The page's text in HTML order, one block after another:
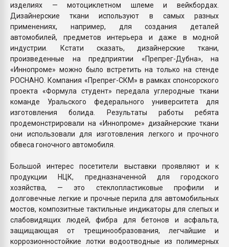
изделиях — мотоциклетном шлеме и вейкбордах.
Дизайнерские ткани используют в самых разных
применениях, например, для создания деталей
автомобилей, предметов интерьера и даже в модной
индустрии. Кстати сказать, дизайнерские ткани,
произведенные на предприятии «Препрег-Дубна», на
«Иннопроме» можно было встретить на только на стенде
РОСНАНО. Компания «Препрег-СКМ» в рамках спонсорского
проекта «Формула студент» передала углеродные ткани
команде Уральского федерального университета для
изготовления болида. Результаты работы ребята
продемонстрировали на «Иннопроме» дизайнерские ткани
они использовали для изготовления легкого и прочного
обвеса гоночного автомобиля.
Большой интерес посетители выставки проявляют и к
продукции НЦК, предназначенной для городского
хозяйства, — это стеклопластиковые профили и
долговечные легкие и прочные перила для автомобильных
мостов, композитные тактильные индикаторы для слепых и
слабовидящих людей, фибра для бетонов и асфальта,
защищающая от трещинообразования, легчайшие и
коррозионностойкие лотки водоотводные из полимерных